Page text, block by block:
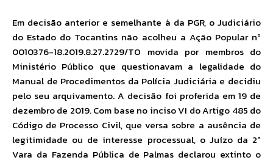
Em decisão anterior e semelhante à da PGR, o Judiciário
do Estado do Tocantins não acolheu a Ação Popular nº
0010376-18.2019.8.27.2729/TO movida por membros do
Ministério Público que questionavam a legalidade do
Manual de Procedimentos da Polícia Judiciária e decidiu
pelo seu arquivamento. A decisão foi proferida em 19 de
dezembro de 2019. Com base no inciso VI do Artigo 485 do
Código de Processo Civil, que versa sobre a ausência de
legitimidade ou de interesse processual, o Juízo da 2ª
Vara da Fazenda Pública de Palmas declarou extinto o